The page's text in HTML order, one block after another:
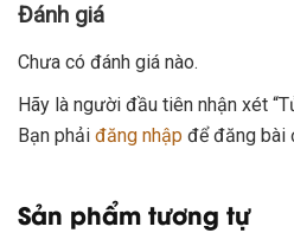
Đánh giá
Chưa có đánh giá nào.
Hãy là người đầu tiên nhận xét
Bạn phải đăng nhập để đăng bài
Sản phẩm tương tự